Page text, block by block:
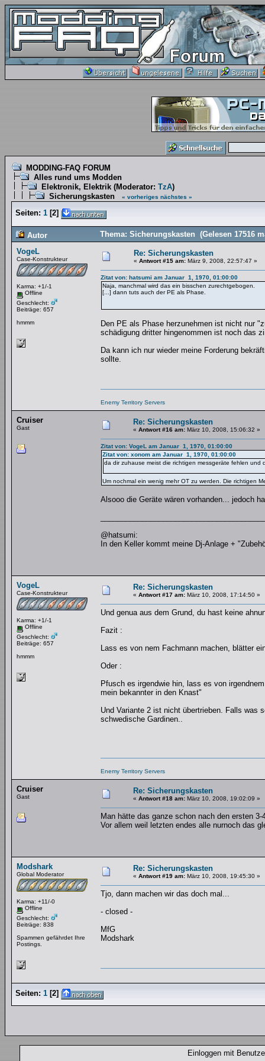
MODDING-FAQ FORUM
Alles rund ums Modden
Elektronik, Elektrik (Moderator: TzA)
Sicherungskasten
« vorheriges nächstes »
Seiten: 1 [2]
Autor
Thema: Sicherungskasten (Gelesen 17516
VogeL
Case-Konstrukteur
Karma: +1/-1
Offline
Geschlecht:
Beiträge: 657
hmmm
Re: Sicherungskasten
« Antwort #15 am: März 9, 2008, 22:57:47 »
Zitat von: hatsumi am Januar 1, 1970, 01:00:00
Naja, manchmal wird das ein bisschen zurechtgebogen.
[...] dann tuts auch der PE als Phase.
Den PE als Phase herzunehmen ist nicht nur
schädigung dritter hingenommen ist noch das
Da kann ich nur wieder meine Forderung
sollte.
Enemy Territory Servers
Cruiser
Gast
Re: Sicherungskasten
« Antwort #16 am: März 10, 2008, 15:06:32 »
Zitat von: VogeL am Januar 1, 1970, 01:00:00
Zitat von: xonom am Januar 1, 1970, 01:00:00
da dir zuhause meist die richtigen messgeräte fehlen
Um nochmal ein wenig mehr OT zu werden. Die richtigen
Alsooo die Geräte wären vorhanden... jedoch
@hatsumi:
In den Keller kommt meine Dj-Anlage +
VogeL
Case-Konstrukteur
Karma: +1/-1
Offline
Geschlecht:
Beiträge: 657
hmmm
Re: Sicherungskasten
« Antwort #17 am: März 10, 2008, 17:14:50 »
Und genua aus dem Grund, du hast keine
Fazit :
Lass es von nem Fachmann machen, blätter
Oder :
Pfusch es irgendwie hin, lass es von
mein bekannter in den Knast"
Und Variante 2 ist nicht übertrieben. Falls was
schwedische Gardinen..
Enemy Territory Servers
Cruiser
Gast
Re: Sicherungskasten
« Antwort #18 am: März 10, 2008, 19:02:09 »
Man hätte das ganze schon nach den ersten
Vor allem weil letzten endes alle nurnoch das
Modshark
Global Moderator
Karma: +11/-0
Offline
Geschlecht:
Beiträge: 838
Spammen gefährdet Ihre
Postings.
Re: Sicherungskasten
« Antwort #19 am: März 10, 2008, 19:45:30 »
Tjo, dann machen wir das doch mal...
- closed -
MfG
Modshark
Seiten: 1 [2]
Einloggen mit